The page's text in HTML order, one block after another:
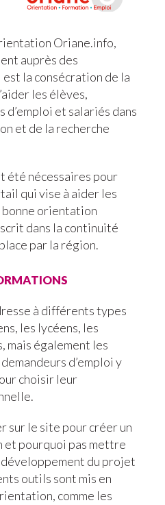
Oriane.info,
auprès des
la consécration de la
les élèves,
d’emploi et salariés dans
et de la recherche
été nécessaires pour
qui vise à aider les
bonne orientation
dans la continuité
par la région.
à différents types
les lycéens, les
mais également les
d’emploi y
choisir leur
sur le site pour créer un
et pourquoi pas mettre
du projet
outils sont mis en
comme les